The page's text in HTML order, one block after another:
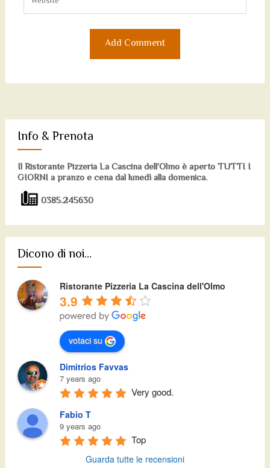
Info & Prenota
Il Ristorante Pizzeria La Cascina dell’Olmo è aperto TUTTI I
GIORNI a pranzo e cena dal lunedì alla domenica.
0385.245630
Dicono di noi…
Ristorante Pizzeria La Cascina dell'Olmo
3.9
votaci su
Dimitrios Favvas
7 years ago
Very good.
Fabio T
9 years ago
Top
Guarda tutte le recensioni